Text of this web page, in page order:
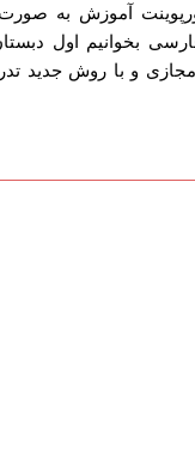
آموزش به
بخوانیم اول
مجازی و با روش جدید